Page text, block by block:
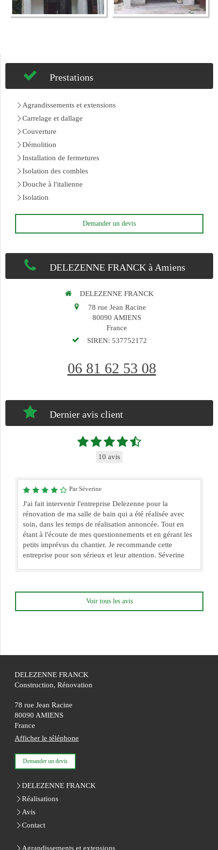
Prestations
Agrandissements et extensions
Carrelage et dallage
Couverture
Démolition
Installation de fermetures
Isolation des combles
Douche à l'italienne
Isolation
Demander un devis
DELEZENNE FRANCK à Amiens
DELEZENNE FRANCK
78 rue Jean Racine
80090 AMIENS
France
SIREN: 537752172
06 81 62 53 08
Dernier avis client
10 avis
Par Séverine
J'ai fait intervenir l'entreprise Delezenne pour la
rénovation de ma salle de bain qui a été réalisée avec
soin, dans les temps de réalisation annoncée. Tout en
étant à l'écoute de mes questionnements et en gérant les
petits imprévus du chantier. Je recommande cette
entreprise pour son sérieux et leur attention. Séverine
Voir tous les avis
DELEZENNE FRANCK
Construction, Rénovation
78 rue Jean Racine
80090 AMIENS
France
Afficher le téléphone
Demander un devis
DELEZENNE FRANCK
Réalisations
Avis
Contact
Agrandissements et extensions